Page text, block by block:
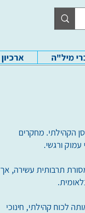
מיל"ה ארכיון
הקהילתי. מחקרים
ורגשי.
בישראל מאז שנת 1999. למדינת ישראל מסורת תרבותית עשירה, אך
לכוח קהילתי, חינוכי